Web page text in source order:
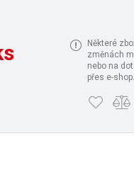
Některé
změnách
nebo na
přes e-shop.